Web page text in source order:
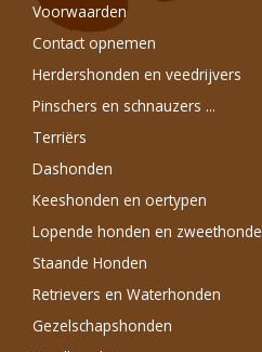
Voorwaarden
Contact opnemen
Herdershonden en veedrijvers
Pinschers en schnauzers ...
Terriërs
Dashonden
Keeshonden en oertypen
Lopende honden en
Staande Honden
Retrievers en Waterhonden
Gezelschapshonden